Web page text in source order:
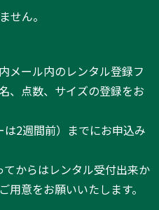
せん。
メール内のレンタル登録フ
、点数、サイズの登録をお
2週間前）までにお申込み
からはレンタル受付出来か
用意をお願いいたします。